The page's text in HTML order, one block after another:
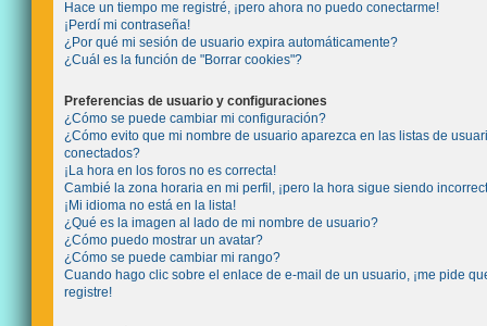
Hace un tiempo me registré, ¡pero ahora no puedo conectarme!
¡Perdí mi contraseña!
¿Por qué mi sesión de usuario expira automáticamente?
¿Cuál es la función de "Borrar cookies"?
Preferencias de usuario y configuraciones
¿Cómo se puede cambiar mi configuración?
¿Cómo evito que mi nombre de usuario aparezca en las listas de
conectados?
¡La hora en los foros no es correcta!
Cambié la zona horaria en mi perfil, ¡pero la hora sigue siendo
¡Mi idioma no está en la lista!
¿Qué es la imagen al lado de mi nombre de usuario?
¿Cómo puedo mostrar un avatar?
¿Cómo se puede cambiar mi rango?
Cuando hago clic sobre el enlace de e-mail de un usuario, ¡me pide
registre!